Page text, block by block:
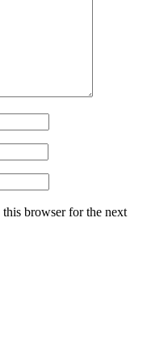
browser for the next